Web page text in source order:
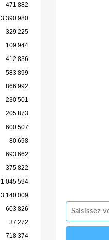
471 882
3 390 980
329 225
109 944
412 836
583 899
866 992
230 501
205 873
600 507
80 698
693 662
375 822
1 045 594
3 140 009
603 826
37 272
718 374